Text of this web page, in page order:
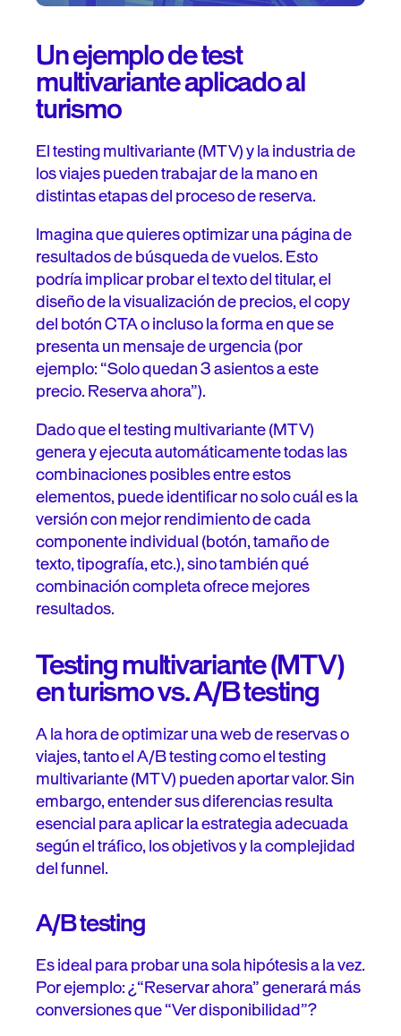
Un ejemplo de test
multivariante aplicado al
turismo
El testing multivariante (MTV) y la industria de
los viajes pueden trabajar de la mano en
distintas etapas del proceso de reserva.
Imagina que quieres optimizar una página de
resultados de búsqueda de vuelos. Esto
podría implicar probar el texto del titular, el
diseño de la visualización de precios, el copy
del botón CTA o incluso la forma en que se
presenta un mensaje de urgencia (por
ejemplo: “Solo quedan 3 asientos a este
precio. Reserva ahora”).
Dado que el testing multivariante (MTV)
genera y ejecuta automáticamente todas las
combinaciones posibles entre estos
elementos, puede identificar no solo cuál es la
versión con mejor rendimiento de cada
componente individual (botón, tamaño de
texto, tipografía, etc.), sino también qué
combinación completa ofrece mejores
resultados.
Testing multivariante (MTV)
en turismo vs. A/B testing
A la hora de optimizar una web de reservas o
viajes, tanto el A/B testing como el testing
multivariante (MTV) pueden aportar valor. Sin
embargo, entender sus diferencias resulta
esencial para aplicar la estrategia adecuada
según el tráfico, los objetivos y la complejidad
del funnel.
A/B testing
Es ideal para probar una sola hipótesis a la vez.
Por ejemplo: ¿“Reservar ahora” generará más
conversiones que “Ver disponibilidad”?